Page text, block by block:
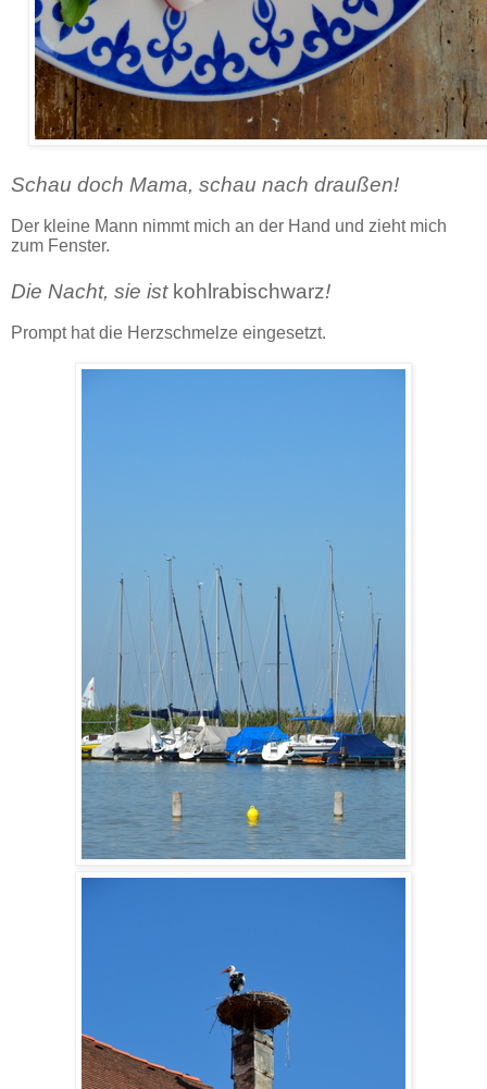
Schau doch Mama, schau nach draußen!
Der kleine Mann nimmt mich an der Hand und zieht mich
zum Fenster.
Die Nacht, sie ist kohlrabischwarz!
Prompt hat die Herzschmelze eingesetzt.